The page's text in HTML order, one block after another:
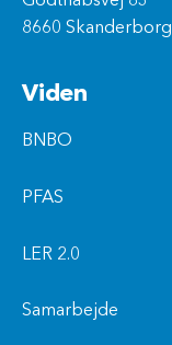
8660 Skanderborg
Viden
BNBO
PFAS
LER 2.0
Samarbejde